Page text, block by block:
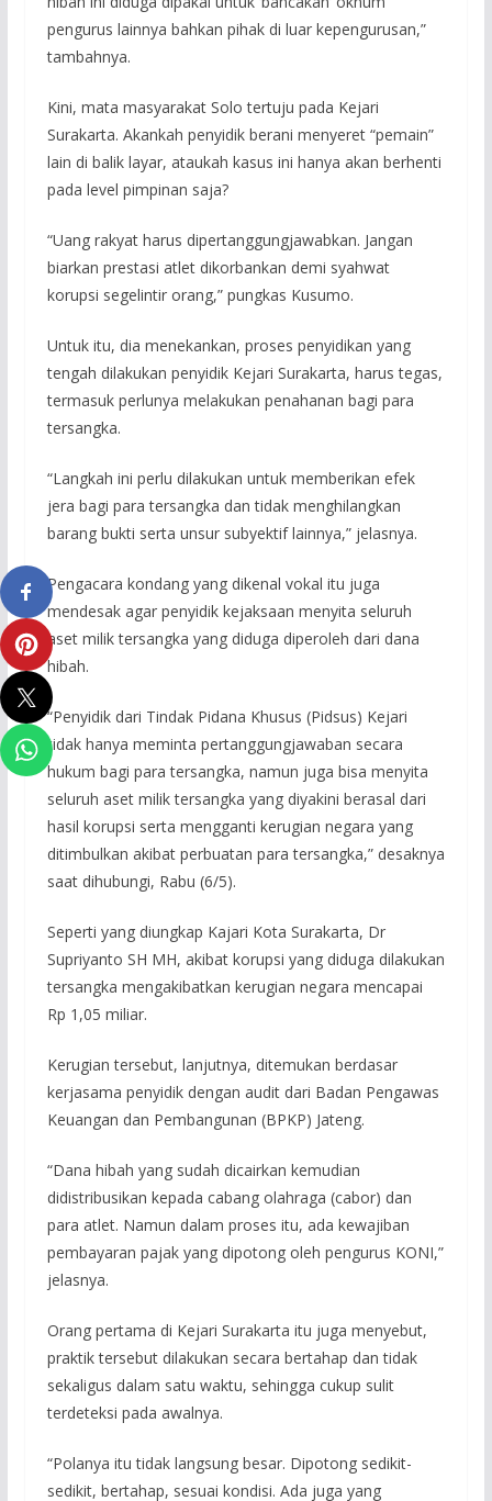
pengurus lainnya bahkan pihak di luar kepengurusan,”
tambahnya.
Kini, mata masyarakat Solo tertuju pada Kejari
Surakarta. Akankah penyidik berani menyeret “pemain”
lain di balik layar, ataukah kasus ini hanya akan berhenti
pada level pimpinan saja?
“Uang rakyat harus dipertanggungjawabkan. Jangan
biarkan prestasi atlet dikorbankan demi syahwat
korupsi segelintir orang,” pungkas Kusumo.
Untuk itu, dia menekankan, proses penyidikan yang
tengah dilakukan penyidik Kejari Surakarta, harus tegas,
termasuk perlunya melakukan penahanan bagi para
tersangka.
“Langkah ini perlu dilakukan untuk memberikan efek
jera bagi para tersangka dan tidak menghilangkan
barang bukti serta unsur subyektif lainnya,” jelasnya.
Pengacara kondang yang dikenal vokal itu juga
mendesak agar penyidik kejaksaan menyita seluruh
aset milik tersangka yang diduga diperoleh dari dana
hibah.
“Penyidik dari Tindak Pidana Khusus (Pidsus) Kejari
tidak hanya meminta pertanggungjawaban secara
hukum bagi para tersangka, namun juga bisa menyita
seluruh aset milik tersangka yang diyakini berasal dari
hasil korupsi serta mengganti kerugian negara yang
ditimbulkan akibat perbuatan para tersangka,” desaknya
saat dihubungi, Rabu (6/5).
Seperti yang diungkap Kajari Kota Surakarta, Dr
Supriyanto SH MH, akibat korupsi yang diduga dilakukan
tersangka mengakibatkan kerugian negara mencapai
Rp 1,05 miliar.
Kerugian tersebut, lanjutnya, ditemukan berdasar
kerjasama penyidik dengan audit dari Badan Pengawas
Keuangan dan Pembangunan (BPKP) Jateng.
“Dana hibah yang sudah dicairkan kemudian
didistribusikan kepada cabang olahraga (cabor) dan
para atlet. Namun dalam proses itu, ada kewajiban
pembayaran pajak yang dipotong oleh pengurus KONI,”
jelasnya.
Orang pertama di Kejari Surakarta itu juga menyebut,
praktik tersebut dilakukan secara bertahap dan tidak
sekaligus dalam satu waktu, sehingga cukup sulit
terdeteksi pada awalnya.
“Polanya itu tidak langsung besar. Dipotong sedikit-
sedikit, bertahap, sesuai kondisi. Ada juga yang